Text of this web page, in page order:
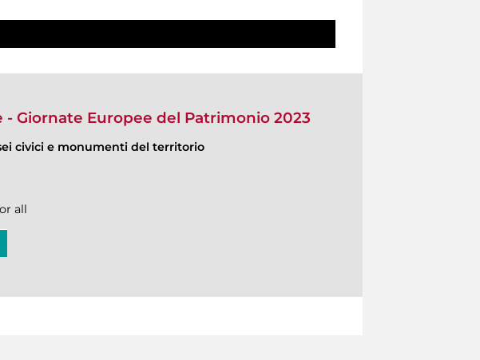
Giornate Europee del Patrimonio 2023
civici e monumenti del territorio
all